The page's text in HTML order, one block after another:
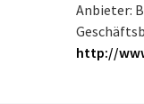
Anbieter:
http://